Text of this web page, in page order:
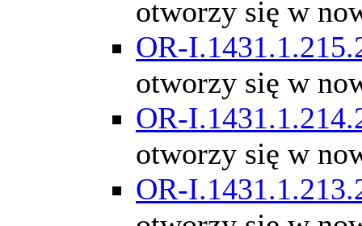
otworzy się w
OR-
otworzy się w
OR-
otworzy się w
OR-